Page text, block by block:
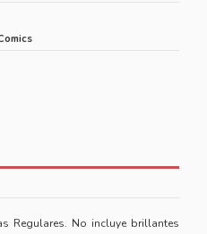
Regulares. No incluye brillantes